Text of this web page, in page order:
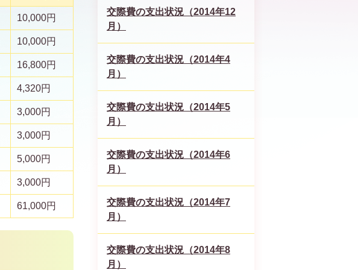
10,000円
10,000円
16,800円
4,320円
3,000円
3,000円
5,000円
3,000円
61,000円
交際費の支出状況（2014年12
月）
交際費の支出状況（2014年4
月）
交際費の支出状況（2014年5
月）
交際費の支出状況（2014年6
月）
交際費の支出状況（2014年7
月）
交際費の支出状況（2014年8
月）